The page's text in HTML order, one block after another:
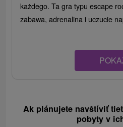
każdego. Ta gra typu escape
zabawa, adrenalina i uczucie
Ak plánujete navštíviť
pobyty v